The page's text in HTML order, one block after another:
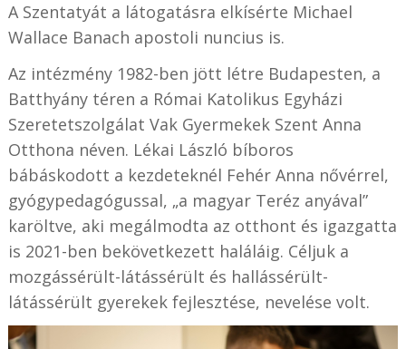
A Szentatyát a látogatásra elkísérte Michael
Wallace Banach apostoli nuncius is.
Az intézmény 1982-ben jött létre Budapesten, a
Batthyány téren a Római Katolikus Egyházi
Szeretetszolgálat Vak Gyermekek Szent Anna
Otthona néven. Lékai László bíboros
bábáskodott a kezdeteknél Fehér Anna nővérrel,
gyógypedagógussal, „a magyar Teréz anyával”
karöltve, aki megálmodta az otthont és igazgatta
is 2021-ben bekövetkezett haláláig. Céljuk a
mozgássérült-látássérült és hallássérült-
látássérült gyerekek fejlesztése, nevelése volt.